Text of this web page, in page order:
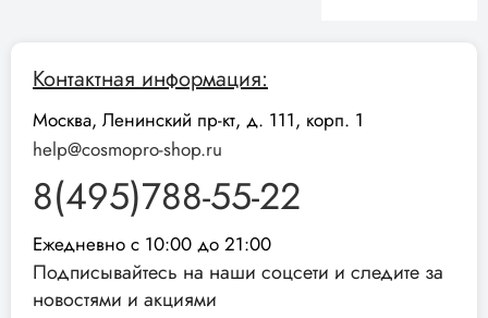
Контактная информация:
Москва, Ленинский пр-кт, д. 111, корп. 1
help@cosmopro-shop.ru
8(495)788-55-22
Ежедневно с 10:00 до 21:00
Подписывайтесь на наши соцсети и следите за
новостями и акциями